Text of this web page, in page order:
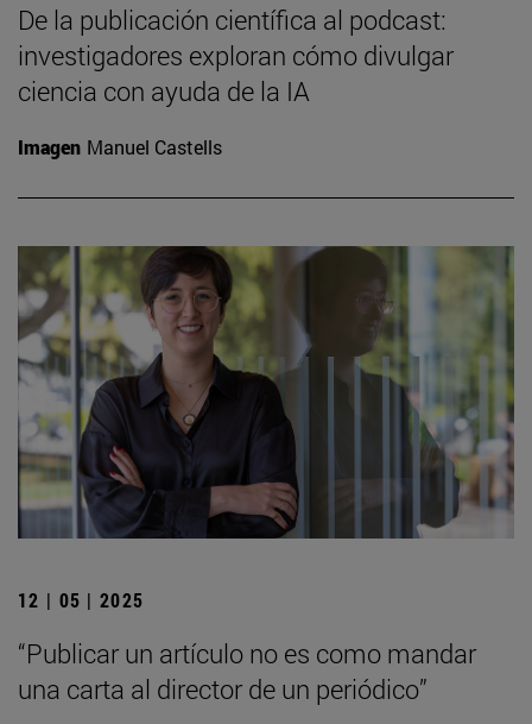
De la publicación científica al podcast:
investigadores exploran cómo divulgar
ciencia con ayuda de la IA
Imagen Manuel Castells
12 | 05 | 2025
“Publicar un artículo no es como mandar
una carta al director de un periódico”